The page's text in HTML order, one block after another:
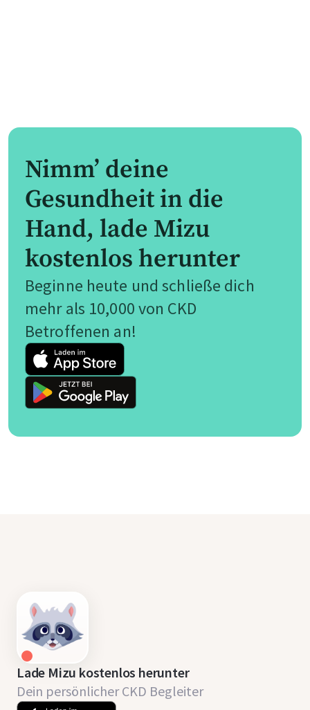
Nimm’ deine
Gesundheit in die
Hand, lade Mizu
kostenlos herunter
Beginne heute und schließe dich
mehr als 10,000 von CKD
Betroffenen an!
Lade Mizu kostenlos herunter
Dein persönlicher CKD Begleiter